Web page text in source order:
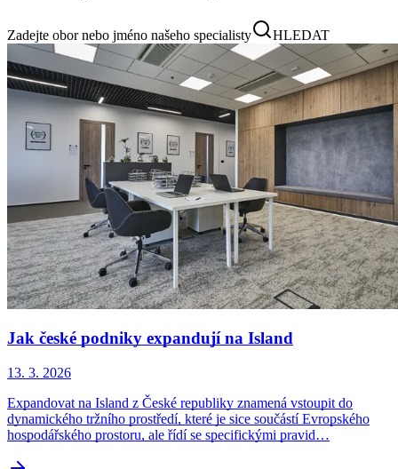
Zadejte obor nebo jméno našeho specialisty HLEDAT
Jak české podniky expandují na Island
13. 3. 2026
Expandovat na Island z České republiky znamená vstoupit do
dynamického tržního prostředí, které je sice součástí Evropského
hospodářského prostoru, ale řídí se specifickými pravid…